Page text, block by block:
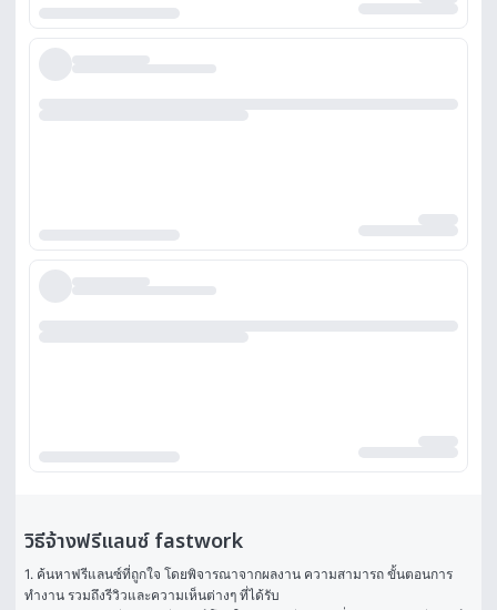
วิธีจ้างฟรีแลนซ์ fastwork
1. ค้นหาฟรีแลนซ์ที่ถูกใจ โดยพิจารณาจากผลงาน ความสามารถ ขั้นตอนการ
ทำงาน รวมถึงรีวิวและความเห็นต่างๆ ที่ได้รับ